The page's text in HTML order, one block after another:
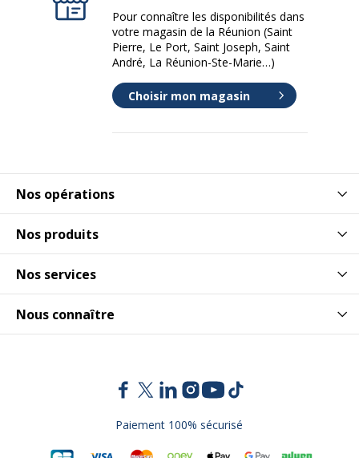
Nos opérations
Nos produits
Nos services
Nous connaître
Pour connaître les disponibilités dans
votre magasin de la Réunion (Saint
Pierre, Le Port, Saint Joseph, Saint
André, La Réunion-Ste-Marie…)
Choisir mon magasin
Paiement 100% sécurisé